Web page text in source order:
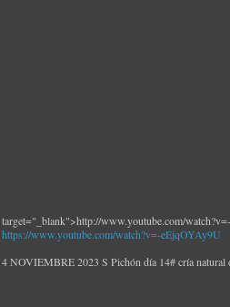
target="_blank">http://www.youtube.com/
https://www.youtube.com/watch?v=-eEjqOYAy9U
4 NOVIEMBRE 2023 S Pichón día 14# cría